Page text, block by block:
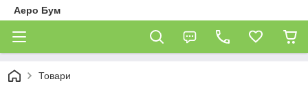
Аеро Бум
Товари